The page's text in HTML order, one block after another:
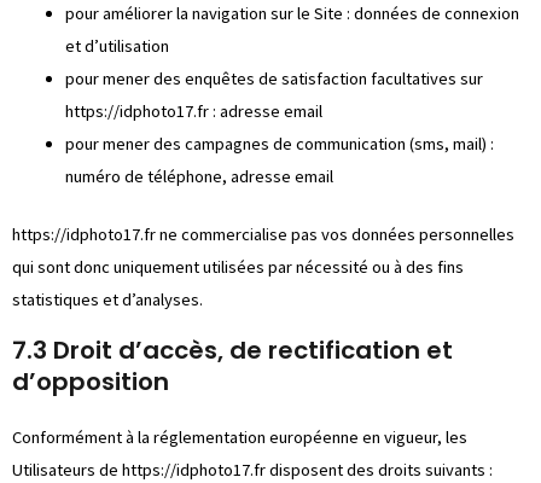
pour améliorer la navigation sur le Site : données de connexion
et d’utilisation
pour mener des enquêtes de satisfaction facultatives sur
https://idphoto17.fr: adresse email
pour mener des campagnes de communication (sms, mail) :
numéro de téléphone, adresse email
https://idphoto17.frne commercialise pas vos données personnelles
qui sont donc uniquement utilisées par nécessité ou à des fins
statistiques et d’analyses.
7.3 Droit d’accès, de rectification et
d’opposition
Conformément à la réglementation européenne en vigueur, les
Utilisateurs de https://idphoto17.frdisposent des droits suivants :